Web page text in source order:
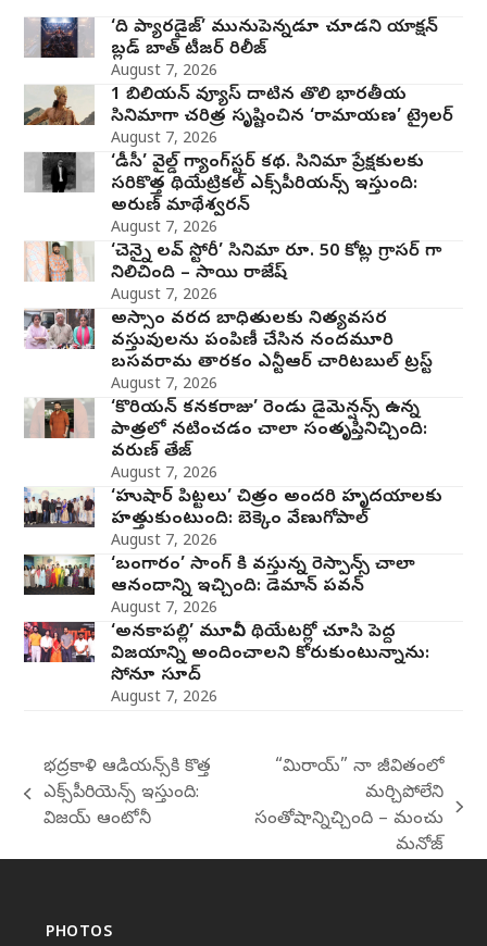
‘ది ప్యారడైజ్’ మునుపెన్నడూ చూడని యాక్షన్
బ్లడ్ బాత్ టీజర్ రిలీజ్
August 7, 2026
1 బిలియన్ వ్యూస్ దాటిన తొలి భారతీయ
సినిమాగా చరిత్ర సృష్టించిన ‘రామాయణ’ ట్రైలర్
August 7, 2026
‘డీసీ’ వైల్డ్ గ్యాంగ్‌స్టర్ కథ. సినిమా ప్రేక్షకులకు
సరికొత్త థియేట్రికల్ ఎక్స్‌పీరియన్స్ ఇస్తుంది:
అరుణ్ మాథేశ్వరన్
August 7, 2026
‘చెన్నై లవ్ స్టోరీ’ సినిమా రూ. 50 కోట్ల గ్రాసర్ గా
నిలిచింది – సాయి రాజేష్
August 7, 2026
అస్సాం వరద బాధితులకు నిత్యవసర
వస్తువులను పంపిణీ చేసిన నందమూరి
బసవరామ తారకం ఎన్టీఆర్ చారిటబుల్ ట్రస్ట్
August 7, 2026
‘కొరియన్ కనకరాజు’ రెండు డైమెన్షన్స్ ఉన్న
పాత్రలో నటించడం చాలా సంతృప్తినిచ్చింది:
వరుణ్ తేజ్
August 7, 2026
‘హుషార్‌ పిట్టలు’ చిత్రం అందరి హృదయాలకు
హత్తుకుంటుంది: బెక్కెం వేణుగోపాల్‌
August 7, 2026
‘బంగారం’ సాంగ్ కి వస్తున్న రెస్పాన్స్ చాలా
ఆనందాన్ని ఇచ్చింది: డెమాన్ పవన్
August 7, 2026
‘అనకాపల్లి’ మూవీని థియేటర్లో చూసి పెద్ద
విజయాన్ని అందించాలని కోరుకుంటున్నాను:
సోనూ సూద్
August 7, 2026
previous
post:
భద్రకాళి ఆడియన్స్‌కి కొత్త
ఎక్స్‌పీరియెన్స్ ఇస్తుంది:
విజయ్ ఆంటోనీ
next
“మిరాయ్” నా జీవితంలో
మర్చిపోలేని
సంతోషాన్నిచ్చింది – మంచు
మనోజ్
PHOTOS